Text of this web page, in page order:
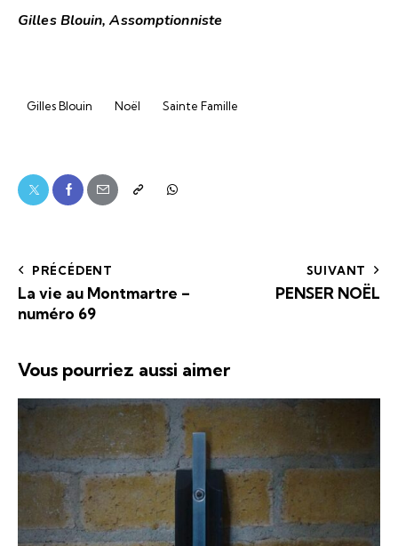
Gilles Blouin, Assomptionniste
Gilles Blouin Noël Sainte Famille
PRÉCÉDENT
La vie au Montmartre –
numéro 69
SUIVANT
PENSER NOËL
Vous pourriez aussi aimer